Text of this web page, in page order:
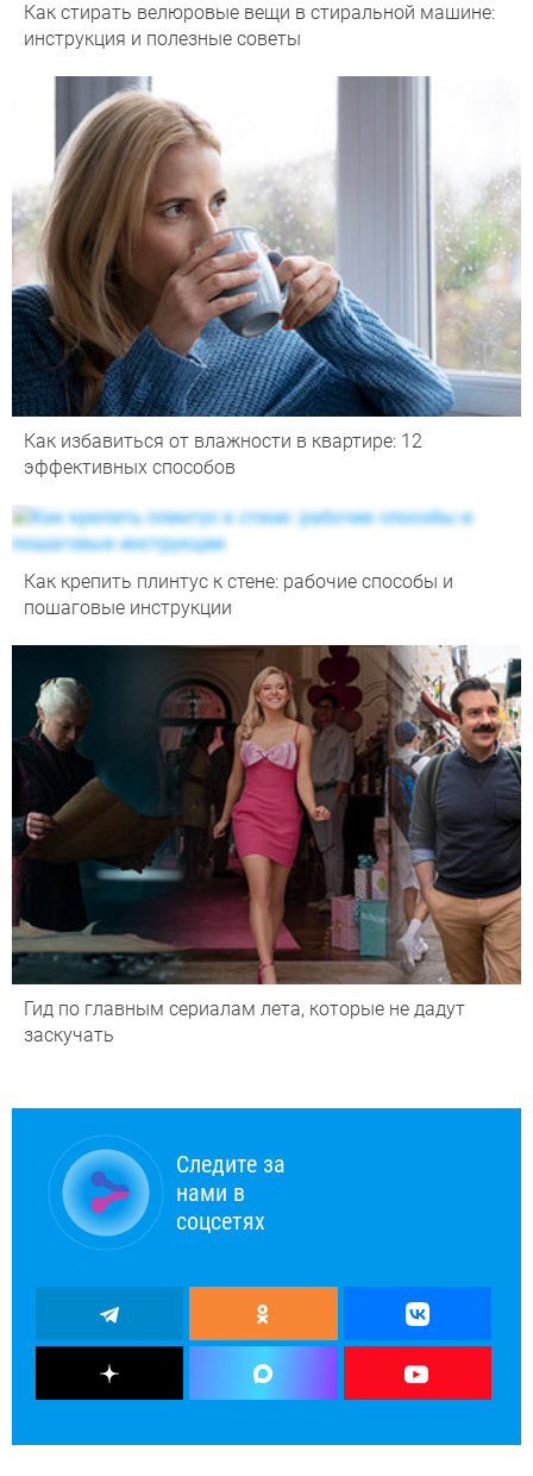
Как стирать велюровые вещи в стиральной машине:
инструкция и полезные советы
Как избавиться от влажности в квартире: 12
эффективных способов
Как крепить плинтус к стене: рабочие способы и
пошаговые инструкции
Гид по главным сериалам лета, которые не дадут
заскучать
Следите за
нами в
соцсетях